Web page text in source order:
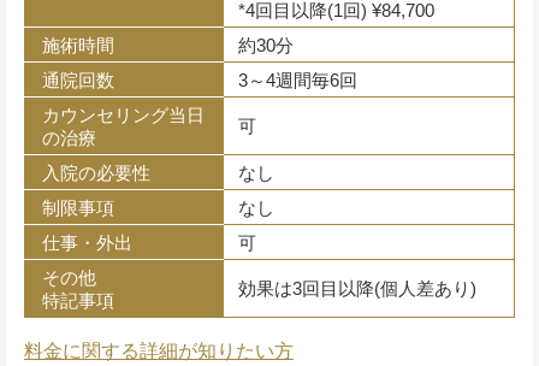
*4回目以降(1回) ¥84,700
施術時間
約30分
通院回数
3～4週間毎6回
カウンセリング当日
の治療
可
入院の必要性
なし
制限事項
なし
仕事・外出
可
その他
特記事項
効果は3回目以降(個人差あり)
料金に関する詳細が知りたい方